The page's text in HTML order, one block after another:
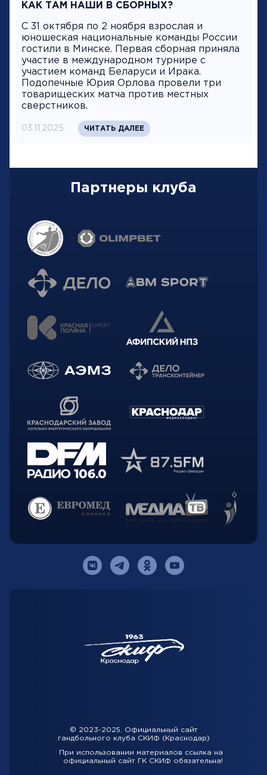
КАК ТАМ НАШИ В СБОРНЫХ?
С 31 октября по 2 ноября взрослая и
юношеская национальные команды России
гостили в Минске. Первая сборная приняла
участие в международном турнире с
участием команд Беларуси и Ирака.
Подопечные Юрия Орлова провели три
товарищеских матча против местных
сверстников.
03.11.2025 ЧИТАТЬ ДАЛЕЕ
Партнеры клуба
© 2023-2025. Официальный сайт
гандбольного клуба СКИФ (Краснодар)
При использовании материалов ссылка на
официальный сайт ГК СКИФ обязательна!